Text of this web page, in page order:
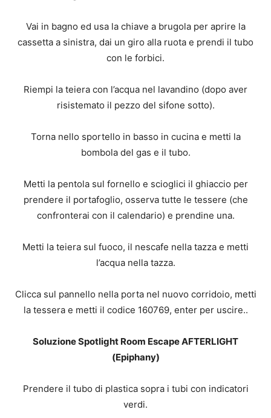
Vai in bagno ed usa la chiave a brugola per aprire la
cassetta a sinistra, dai un giro alla ruota e prendi il tubo
con le forbici.
Riempi la teiera con l’acqua nel lavandino (dopo aver
risistemato il pezzo del sifone sotto).
Torna nello sportello in basso in cucina e metti la
bombola del gas e il tubo.
Metti la pentola sul fornello e scioglici il ghiaccio per
prendere il portafoglio, osserva tutte le tessere (che
confronterai con il calendario) e prendine una.
Metti la teiera sul fuoco, il nescafe nella tazza e metti
l’acqua nella tazza.
Clicca sul pannello nella porta nel nuovo corridoio, metti
la tessera e metti il codice 160769, enter per uscire..
Soluzione Spotlight Room Escape AFTERLIGHT
(Epiphany)
Prendere il tubo di plastica sopra i tubi con indicatori
verdi.